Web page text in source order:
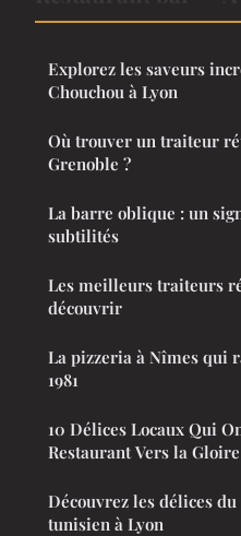
Explorez les saveurs
Chouchou à Lyon
Où trouver un traiteur
Grenoble ?
La barre oblique : un
subtilités
Les meilleurs traiteurs
découvrir
La pizzeria à Nîmes qui
1981
10 Délices Locaux Qui
Restaurant Vers la Gloire
Découvrez les délices
tunisien à Lyon